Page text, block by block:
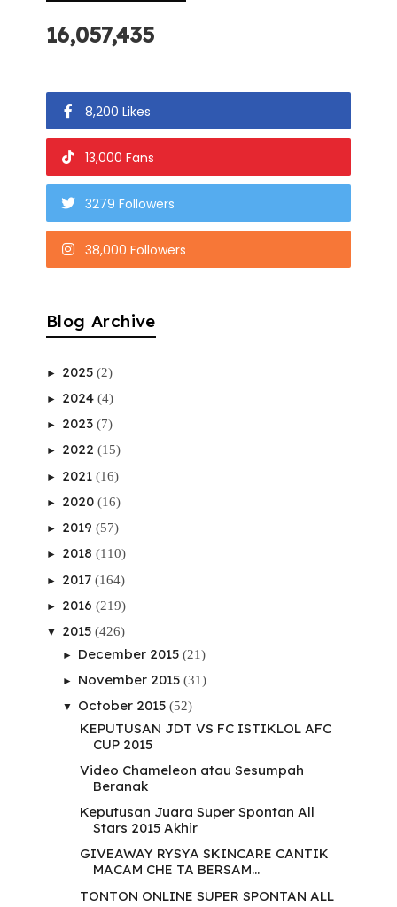
16,057,435
8,200 Likes
13,000 Fans
3279 Followers
38,000 Followers
Blog Archive
► 2025 (2)
► 2024 (4)
► 2023 (7)
► 2022 (15)
► 2021 (16)
► 2020 (16)
► 2019 (57)
► 2018 (110)
► 2017 (164)
► 2016 (219)
▼ 2015 (426)
► December 2015 (21)
► November 2015 (31)
▼ October 2015 (52)
KEPUTUSAN JDT VS FC ISTIKLOL AFC
CUP 2015
Video Chameleon atau Sesumpah
Beranak
Keputusan Juara Super Spontan All
Stars 2015 Akhir
GIVEAWAY RYSYA SKINCARE CANTIK
MACAM CHE TA BERSAM...
TONTON ONLINE SUPER SPONTAN ALL